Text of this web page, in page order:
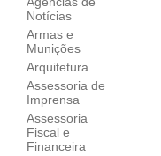
Notícias
Armas e
Munições
Arquitetura
Assessoria de
Imprensa
Assessoria
Fiscal e
Financeira